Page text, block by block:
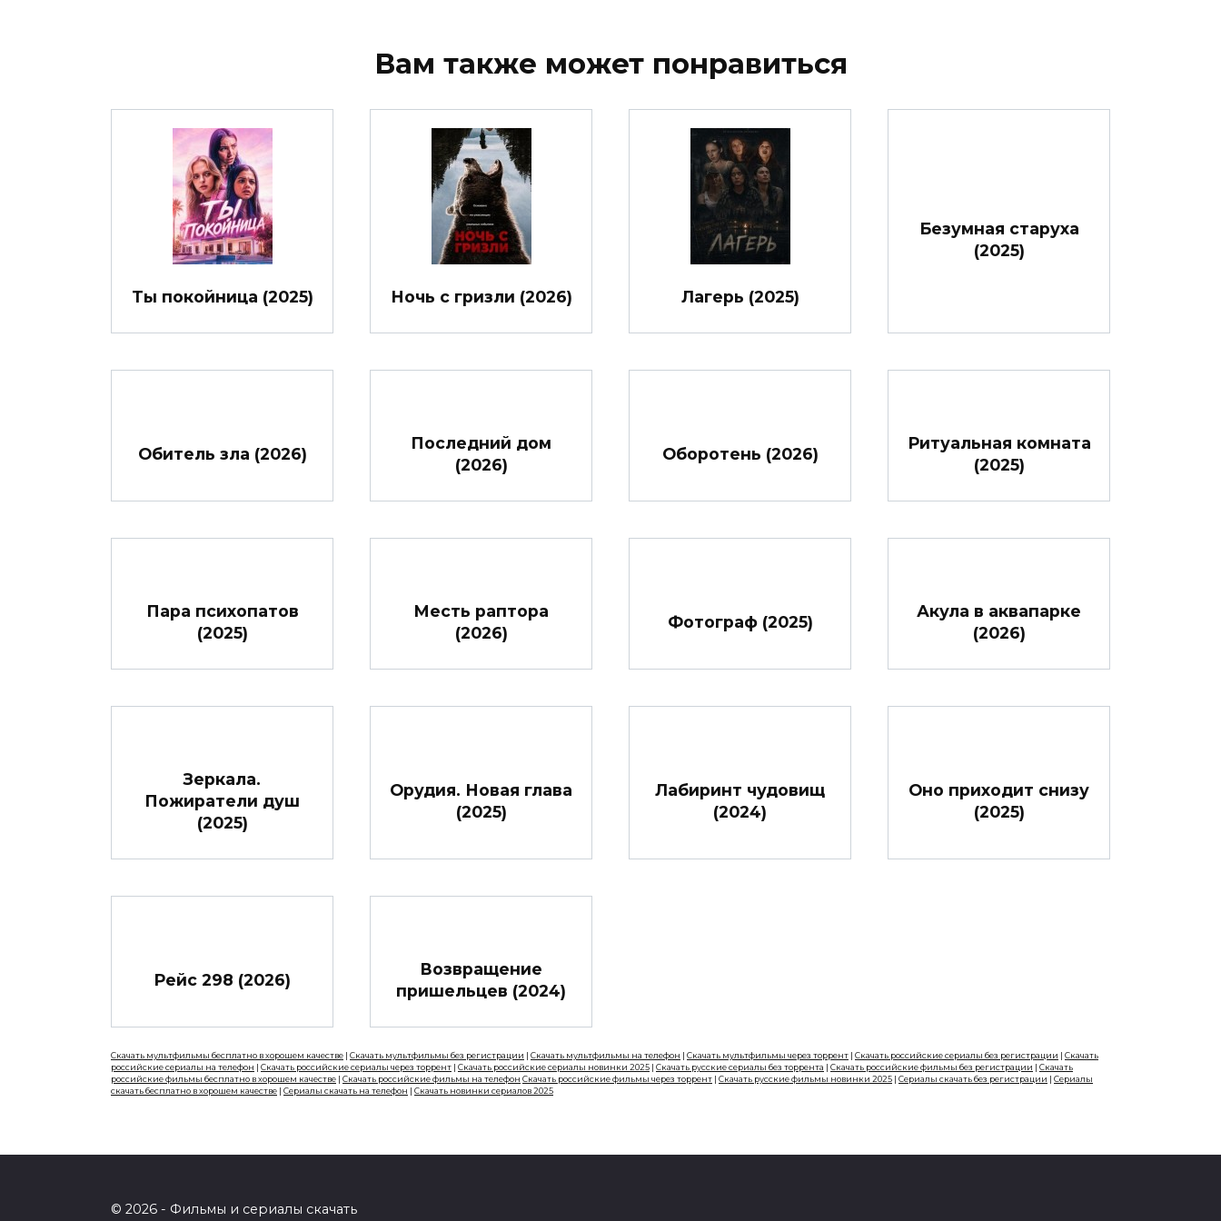
Вам также может понравиться
Ты покойница (2025) Ночь с гризли (2026) Лагерь (2025)
Безумная старуха
(2025)
Обитель зла (2026)
Последний дом
(2026)
Оборотень (2026)
Ритуальная комната
(2025)
Пара психопатов
(2025)
Месть раптора
(2026)
Фотограф (2025)
Акула в аквапарке
(2026)
Зеркала.
Пожиратели душ
(2025)
Орудия. Новая глава
(2025)
Лабиринт чудовищ
(2024)
Оно приходит снизу
(2025)
Рейс 298 (2026)
Возвращение
пришельцев (2024)
Скачать мультфильмы бесплатно в хорошем качестве | Скачать мультфильмы без регистрации | Скачать мультфильмы на телефон | Скачать мультфильмы через торрент | Скачать российские сериалы без регистрации | Скачать
российские сериалы на телефон | Скачать российские сериалы через торрент | Скачать российские сериалы новинки 2025 | Скачать русские сериалы без торрента | Скачать российские фильмы без регистрации | Скачать
российские фильмы бесплатно в хорошем качестве | Скачать российские фильмы на телефон Скачать российские фильмы через торрент | Скачать русские фильмы новинки 2025 | Сериалы скачать без регистрации | Сериалы
скачать бесплатно в хорошем качестве | Сериалы скачать на телефон | Скачать новинки сериалов 2025
© 2026 - Фильмы и сериалы скачать